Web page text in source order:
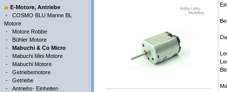
E-Motore, Antriebe
- COSMO BLU Marine BL
Motore
- Motore Robbe
- Bühler Motore
- Mabuchi & Co Micro
- Mabuchi Mini Motore
- Mabuchi Motore
- Getriebemotore
- Getriebe
- Antriebs- Einheiten